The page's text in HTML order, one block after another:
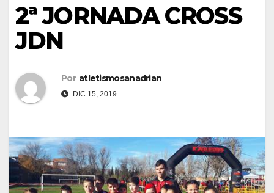
2ª JORNADA CROSS
JDN
Por atletismosanadrian
DIC 15, 2019